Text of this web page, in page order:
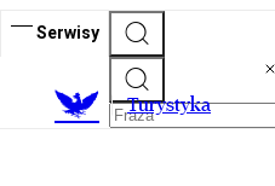
Serwisy
Turystyka